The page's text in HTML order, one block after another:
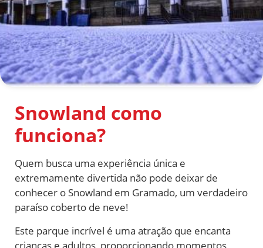
Snowland como
funciona?
Quem busca uma experiência única e
extremamente divertida não pode deixar de
conhecer o Snowland em Gramado, um verdadeiro
paraíso coberto de neve!
Este parque incrível é uma atração que encanta
crianças e adultos, proporcionando momentos